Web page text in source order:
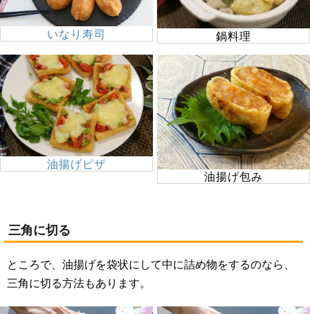
いなり寿司 鍋料理
油揚げピザ
油揚げ包み
三角に切る
ところで、油揚げを袋状にして中に詰め物をするのなら、
三角に切る方法もあります。